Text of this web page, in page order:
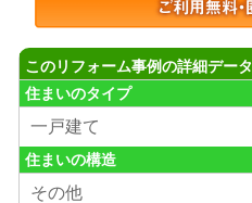
このリフォーム事例の詳細データ
住まいのタイプ
一戸建て
住まいの構造
その他